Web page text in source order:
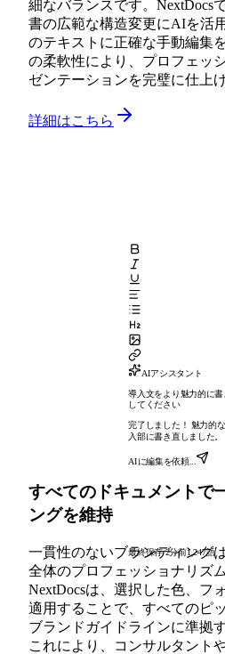
細なバランスです。NextDocs
書の広範な構造変更にAIを活
のテキストに正確な手動編集
の柔軟性により、プロフェッ
ゼンテーションを完璧に仕上
詳細はこちら
AIアシスタント
導入文をより魅力的に書
してください
完了しました！ 魅力的
入部に書き直しました。
AIに編集を依頼...
最終保存 2分前1,247語
すべてのドキュメントで
ングを維持
一貫性のないブランディング
全体のプロフェッショナリズ
NextDocsは、選択した色、フ
適用することで、すべてのピ
ブランドガイドラインに準拠
これにより、コンサルタント